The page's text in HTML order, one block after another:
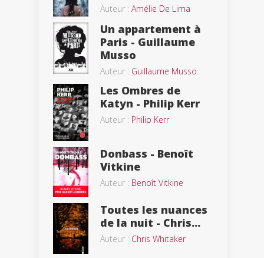
Auteur : Amélie De Lima
Un appartement à
Paris - Guillaume
Musso
Auteur : Guillaume Musso
Les Ombres de
Katyn - Philip Kerr
Auteur : Philip Kerr
Donbass - Benoît
Vitkine
Auteur : Benoît Vitkine
Toutes les nuances
de la nuit - Chris...
Auteur : Chris Whitaker